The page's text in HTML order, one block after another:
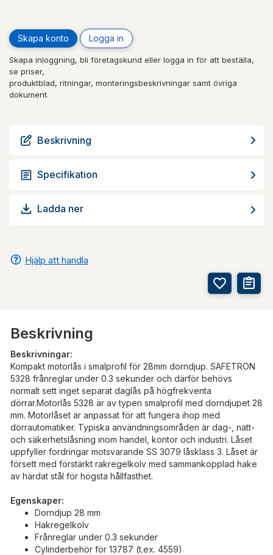
Skapa konto Logga in
Skapa inloggning, bli företagskund eller logga in för att beställa,
se priser,
produktblad, ritningar, monteringsbeskrivningar samt övriga
dokument.
Beskrivning
Specifikation
Ladda ner
Hjälp att handla
Beskrivning
Beskrivningar:
Kompakt motorlås i smalprofil för 28mm dorndjup. SAFETRON
5328 frånreglar under 0.3 sekunder och därför behövs
normalt sett inget separat daglås på högfrekventa
dörrar.Motorlås 5328 är av typen smalprofil med dorndjupet 28
mm. Motorlåset är anpassat för att fungera ihop med
dörrautomatiker. Typiska användningsområden är dag-, natt-
och säkerhetslåsning inom handel, kontor och industri. Låset
uppfyller fordringar motsvarande SS 3079 låsklass 3. Låset är
försett med förstärkt rakregelkolv med sammankopplad hake
av härdat stål för högsta hållfasthet.
Egenskaper:
Dorndjup 28 mm
Hakregelkolv
Frånreglar under 0.3 sekunder
Cylinderbehör för 13787 (t.ex. 4559)